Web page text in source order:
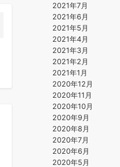
2021年7月
2021年6月
2021年5月
2021年4月
2021年3月
2021年2月
2021年1月
2020年12月
2020年11月
2020年10月
2020年9月
2020年8月
2020年7月
2020年6月
2020年5月